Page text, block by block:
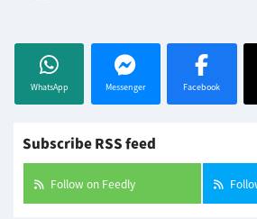
WhatsApp Messenger Facebook
Subscribe RSS feed
Follow on Feedly